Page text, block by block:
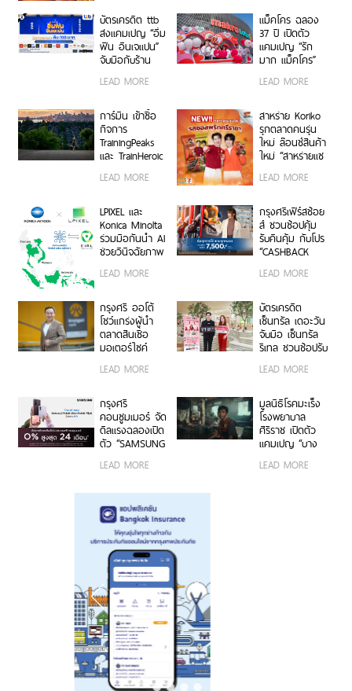
เพียงซื้อชุดบัก
เก็ตที่ร่วมรายการ
ราคา 349 บาท
ขึ้นไป ตั้งแต่ 8 –
ร้าน KFC ทั่ว
ผ่อน 0% ได้ 3
งวด**
บัตรเครดิต ttb
ส่งแคมเปญ “อิ่ม
ฟิน อินเจแปน”
จับมือกับร้าน
ดังกว่า 40 ร้าน
LEAD MORE
แม็คโคร ฉลอง
37 ปี เปิดตัว
แคมเปญ “รัก
มาก แม็คโคร”
ลูกค้าและผู้
ร่วมเติบโตเคียง
ข้างกันมา
LEAD MORE
การ์มิน เข้าซื้อ
กิจการ
TrainingPeaks
และ TrainHeroic
กลุ่มธุรกิจฟิตเนส
2569 โต 25%
LEAD MORE
สาหร่าย Koriko
รุกตลาดคนรุ่น
ใหม่ ล๊อนช์สินค้า
ใหม่ “สาหร่ายแซ
ศรีราชา”
LEAD MORE
LPIXEL และ
Konica Minolta
ร่วมมือกันนำ AI
ช่วยวินิจฉัยภาพ
“EIRL” สู่ตลาด
LEAD MORE
กรุงศรีเฟิร์สช้อย
ส์ ชวนช้อปคุ้ม
รับคืนคุ้ม กับโปร
“CASHBACK
เครดิตเงินคืน
บาท
LEAD MORE
กรุงศรี ออโต้
โชว์แกร่งผู้นำ
ตลาดสินเชื่อ
มอเตอร์ไซค์
ทะลุ 40,000 ล้าน
LEAD MORE
บัตรเครดิต
เซ็นทรัล เดอะวัน
จับมือ เซ็นทรัล
รีเทล ชวนช้อปรับ
= 1 พอยท์ กับ
RETAIL X T1
CARD DAY”
LEAD MORE
กรุงศรี
คอนซูมเมอร์ จัด
ดีลแรงฉลองเปิด
ตัว “SAMSUNG
Ultra | Fold8 |
นานสูงสุด 24
เดือน
LEAD MORE
มูลนิธิโรคมะเร็ง
โรงพยาบาล
ศิริราช เปิดตัว
แคมเปญ “บาง
ป่วยหนัก” ชวน
LEAD MORE